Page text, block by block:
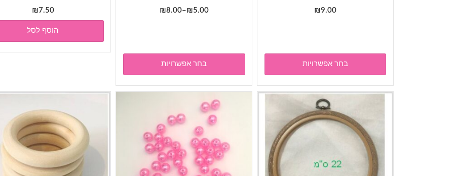
₪7.50
הוסף לסל
₪5.00
–
₪8.00
⁦₪8.00⁩
בחר אפשרויות
למוצר
לבחור
₪9.00
בחר אפשרויות
לבחור